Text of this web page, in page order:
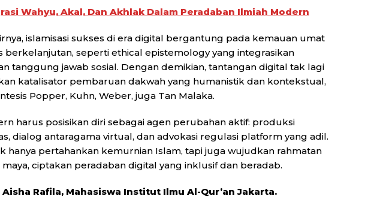
Wahyu, Akal, Dan Akhlak Dalam Peradaban Ilmiah Modern
islamisasi sukses di era digital bergantung pada kemauan umat
berkelanjutan, seperti ethical epistemology yang integrasikan
tanggung jawab sosial. Dengan demikian, tantangan digital tak lagi
katalisator pembaruan dakwah yang humanistik dan kontekstual,
Popper, Kuhn, Weber, juga Tan Malaka.
harus posisikan diri sebagai agen perubahan aktif: produksi
dialog antaragama virtual, dan advokasi regulasi platform yang adil.
hanya pertahankan kemurnian Islam, tapi juga wujudkan rahmatan
ciptakan peradaban digital yang inklusif dan beradab.
Rafila, Mahasiswa Institut Ilmu Al-Qur’an Jakarta.